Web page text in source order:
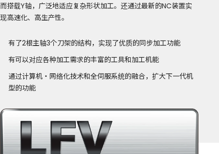
而搭载Y轴，广泛地适应复杂形状加工。还通过最新的NC装置实
现高速化、高生产性。
有了2根主轴3个刀架的结构，实现了优质的同步加工功能
有可以对应各种加工需求的丰富的工具和加工机能
通过计算机・网络化技术和全伺服系统的融合，扩大下一代机
型的功能